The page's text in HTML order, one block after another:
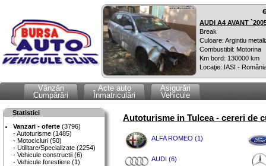
AUDI A4 AVANT
Break
Culoare: Argintiu
Combustibil: Motorina
Km bord: 130000 km
Locaţie: IASI -
Vânzări
Cumpărări
Acte auto
Înmatriculări
Asigurări
Vehicule
Statistici
Vanzari - oferte (3796)
Autoturisme (1485)
Motocicluri (50)
Utilitare/Specializate (2254)
Vehicule constructii (6)
Vehicule forestiere (1)
Autoturisme in Tulcea - cereri de
ALFA ROMEO (1)
AUDI (6)